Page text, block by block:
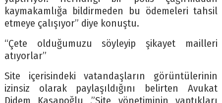
kaymakamlığa bildirmeden bu ödemeleri tahsil
etmeye çalışıyor” diye konuştu.
“Çete olduğumuzu söyleyip şikayet mailleri
atıyorlar”
Site içerisindeki vatandaşların görüntülerinin
izinsiz olarak paylaşıldığını belirten Avukat